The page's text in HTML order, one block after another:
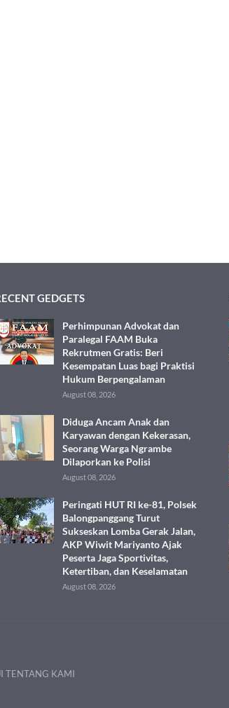
GEDGETS
Perhimpunan Advokat dan
Paralegal FAAM Buka
Rekrutmen Gratis: Beri
Kesempatan Luas bagi Praktisi
Hukum Berpengalaman
August 08, 2026
Diduga Ancam Anak dan
Karyawan dengan Kekerasan,
Seorang Warga Ngrambe
Dilaporkan ke Polisi
August 08, 2026
Peringati HUT RI ke-81, Polsek
Balongpanggang Turut
Sukseskan Lomba Gerak Jalan,
AKP Wiwit Mariyanto Ajak
Peserta Jaga Sportivitas,
Ketertiban, dan Keselamatan
August 08, 2026
TENTANG KAMI